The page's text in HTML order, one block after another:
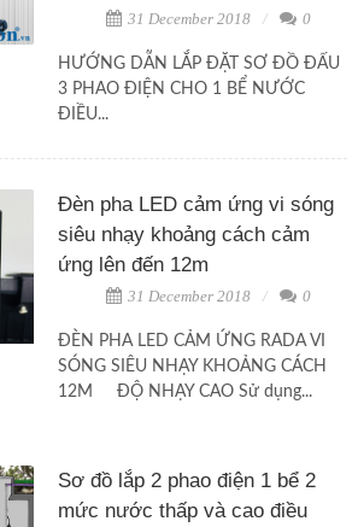
31 December 2018 0
HƯỚNG DẪN LẮP ĐẶT SƠ ĐỒ ĐẤU
3 PHAO ĐIỆN CHO 1 BỂ NƯỚC
ĐIỀU...
Đèn pha LED cảm ứng vi sóng
siêu nhạy khoảng cách cảm
ứng lên đến 12m
31 December 2018 0
ĐÈN PHA LED CẢM ỨNG RADA VI
SÓNG SIÊU NHẠY KHOẢNG CÁCH
12M ĐỘ NHẠY CAO Sử dụng...
Sơ đồ lắp 2 phao điện 1 bể 2
mức nước thấp và cao điều